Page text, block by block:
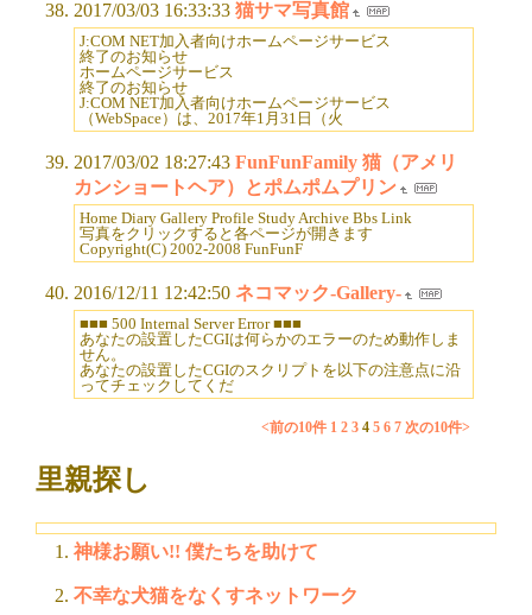
2017/03/03 16:33:33 猫サマ写真館
J:COM NET加入者向けホームページサービス
終了のお知らせ
ホームページサービス
終了のお知らせ
J:COM NET加入者向けホームページサービス
（WebSpace）は、2017年1月31日（火
2017/03/02 18:27:43 FunFunFamily 猫（アメリ
カンショートヘア）とポムポムプリン
Home Diary Gallery Profile Study Archive Bbs Link
写真をクリックすると各ページが開きます
Copyright(C) 2002-2008 FunFunF
2016/12/11 12:42:50 ネコマック-Gallery-
■■■ 500 Internal Server Error ■■■
あなたの設置したCGIは何らかのエラーのため動作しま
せん。
あなたの設置したCGIのスクリプトを以下の注意点に沿
ってチェックしてくだ
<前の10件 1 2 3 4 5 6 7 次の10件>
里親探し
神様お願い!! 僕たちを助けて
不幸な犬猫をなくすネットワーク